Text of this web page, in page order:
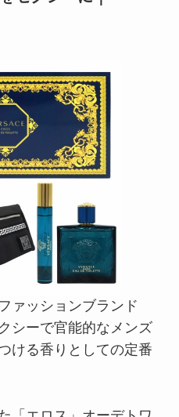
ァッションブランド
シーで官能的なメンズ
ける香りとしての定番
「エロス」オーデトワ
付いたギフトセット。
ップル、ゼラニウムな
やかなノートに男性の